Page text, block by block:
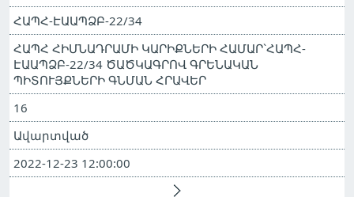
ՀԱՊՀ-ԷԱԱՊՁԲ-22/34
ՀԱՊՀ ՀԻՄՆԱԴՐԱՄԻ ԿԱՐԻՔՆԵՐԻ ՀԱՄԱՐ`ՀԱՊՀ-
ԷԱԱՊՁԲ-22/34 ԾԱԾԿԱԳՐՈՎ ԳՐԵՆԱԿԱՆ
ՊԻՏՈՒՅՔՆԵՐԻ ԳՆՄԱՆ ՀՐԱՎԵՐ
16
Ավարտված
2022-12-23 12:00:00